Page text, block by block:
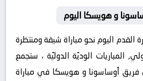
و هويسكا اليوم
القدم اليوم نحو مباراة شيقة ومنتظرة
المباريات الوديّة الدوليّة ، ستجمع
فريق أوساسونا و هويسكا في مباراة